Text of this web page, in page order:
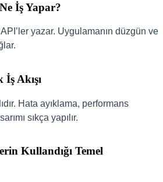
İş Yapar?
yazar. Uygulamanın düzgün ve
Akışı
Hata ayıklama, performans
sıkça yapılır.
Kullandığı Temel